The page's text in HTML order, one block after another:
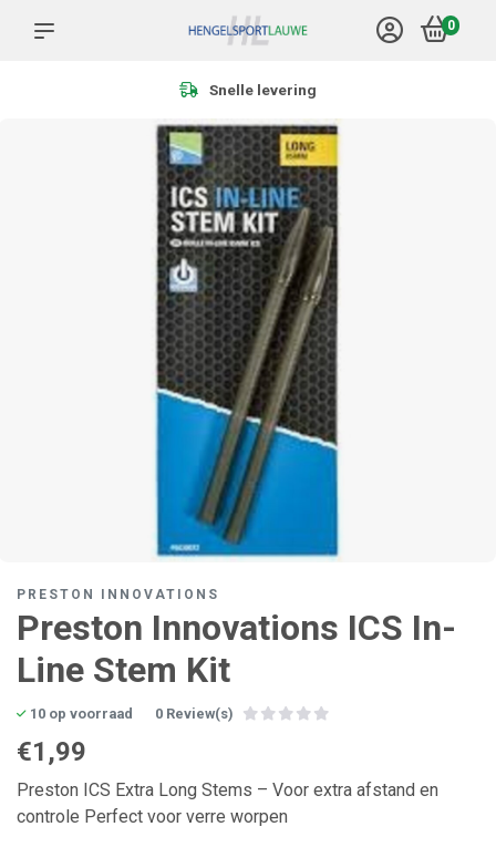
0
Meer dan 1.000 producten
PRESTON INNOVATIONS
Preston Innovations ICS In-
Line Stem Kit
10 op voorraad 0 Review(s)
€1,99
Preston ICS Extra Long Stems – Voor extra afstand en
controle Perfect voor verre worpen